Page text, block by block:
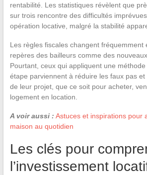
rentabilité. Les statistiques révèlent que
sur trois rencontre des difficultés
opération locative, malgré la stabilité
Les règles fiscales changent fréquemment
repères des bailleurs comme des
Pourtant, ceux qui appliquent une
étape parviennent à réduire les faux pas
de leur projet, que ce soit pour acheter,
logement en location.
A voir aussi : Astuces et inspirations pour
maison au quotidien
Les clés pour
l’investissement